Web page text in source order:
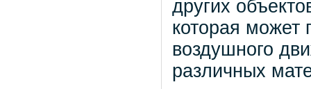
других
которая может
воздушного
различных